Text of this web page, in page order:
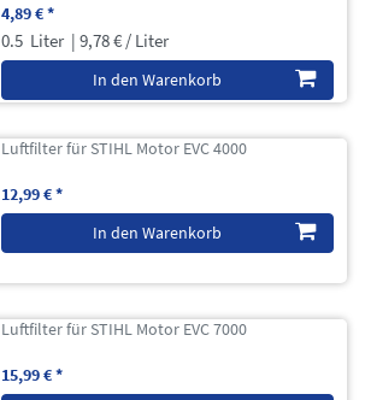
4,89 € *
0.5 Liter | 9,78 € / Liter
In den Warenkorb
Luftfilter für STIHL Motor EVC 4000
12,99 € *
In den Warenkorb
Luftfilter für STIHL Motor EVC 7000
15,99 € *